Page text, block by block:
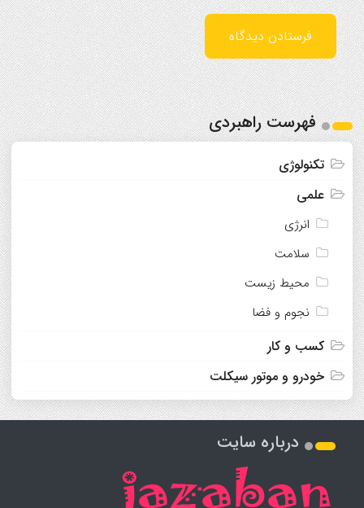
فهرست راهبردی
تکنولوژی
علمی
انرژی
سلامت
محیط زیست
نجوم و فضا
کسب و کار
خودرو و موتور سیکلت
درباره سایت